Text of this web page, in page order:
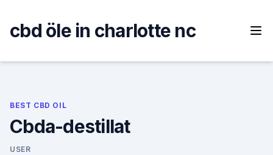
content
cbd öle in charlotte nc
BEST CBD OIL
Cbda-destillat
USER